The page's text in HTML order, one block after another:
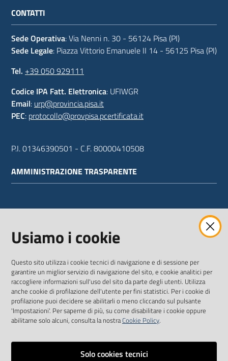
CONTATTI
Sede Operativa: Via Nenni n. 30 - 56124 Pisa (PI)
Sede Legale: Piazza Vittorio Emanuele II 14 - 56125 Pisa (PI)
Tel. +39 050 929111
Codice IPA Fatt. Elettronica: UFIWGR
Email: urp@provincia.pisa.it
PEC: protocollo@provpisa.pcertificata.it
P.I. 01346390501 - C.F. 80000410508
AMMINISTRAZIONE TRASPARENTE
SEGUICI SU
TwitterFacebookYoutube
Usiamo i cookie
Questo sito utilizza i cookie tecnici di navigazione e di sessione per
garantire un miglior servizio di navigazione del sito, e cookie analitici per
raccogliere informazioni sull'uso del sito da parte degli utenti. Utilizza
anche cookie di profilazione dell'utente per fini statistici. Per i cookie di
profilazione puoi decidere se abilitarli o meno cliccando sul pulsante
'Impostazioni'. Per saperne di più, su come disabilitare i cookie oppure
abilitarne solo alcuni, consulta la nostraCookie Policy.
Solo cookies tecnici